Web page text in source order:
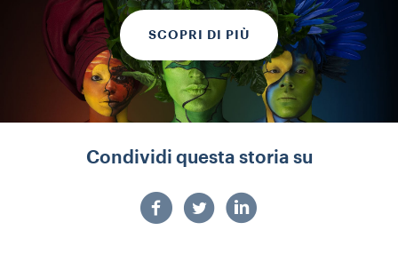
SCOPRI DI PIÙ
Condividi questa storia su